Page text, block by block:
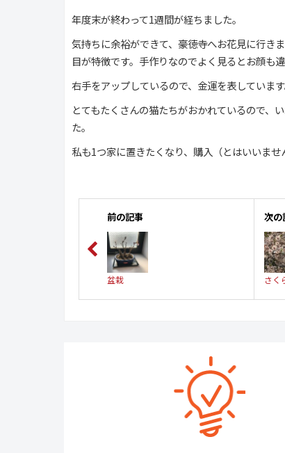
年度末が終わって1週間が経ちました。
気持ちに余裕ができて、豪徳寺へお花見に行き
目が特徴です。手作りなのでよく見るとお顔も違
右手をアップしているので、金運を表しています
とてもたくさんの猫たちがおかれているので、
た。
私も1つ家に置きたくなり、購入（とはいいま
前の記事
盆栽
次の
さく